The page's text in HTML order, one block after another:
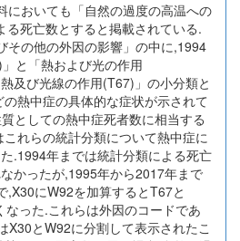
においても「自然の過度の高温への
る死亡数とすると掲載されている.
その他の外因の影響」の中に,1994
と「熱および光の作用
及び光線の作用(T67)」の小分類と
熱中症の具体的な症状が示されて
としての熱中症死者数に相当する
れらの統計分類について熱中症に
.1994年までは統計分類による死亡
かったが,1995年から2017年まで
,X30にW92を加算するとT67と
った.これらは外因のコードであ
X30とW92に分割して表示されたこ